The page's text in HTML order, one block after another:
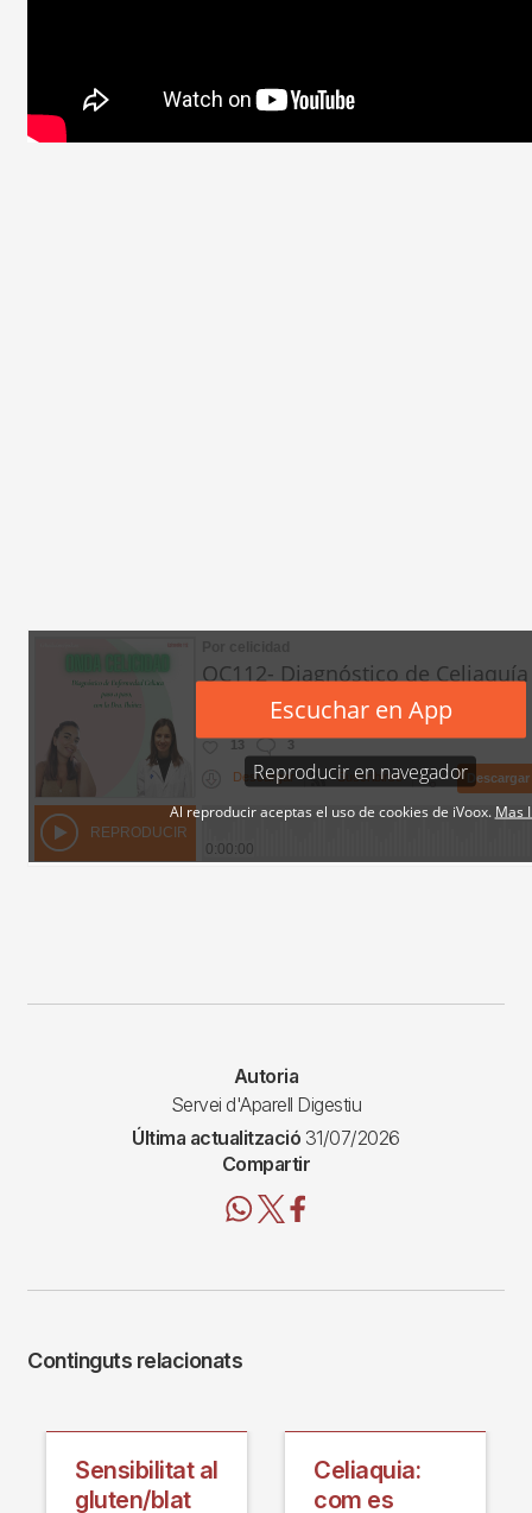
Autoria
Servei d'Aparell Digestiu
Última actualització 31/07/2026
Compartir
Continguts relacionats
Sensibilitat al
gluten/blat
Celiaquia:
com es